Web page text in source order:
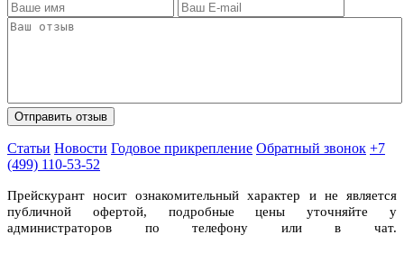
Статьи Новости Годовое прикрепление Обратный звонок +7
(499) 110-53-52
Прейскурант носит ознакомительный характер и не является
публичной офертой, подробные цены уточняйте у
администраторов по телефону или в чат.